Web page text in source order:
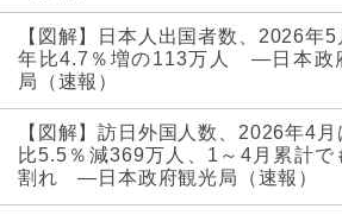
【図解】日本人出国者数、2026年5
年比4.7％増の113万人 ―日本政
局（速報）
【図解】訪日外国人数、2026年4月
比5.5％減369万人、1～4月累計で
割れ ―日本政府観光局（速報）